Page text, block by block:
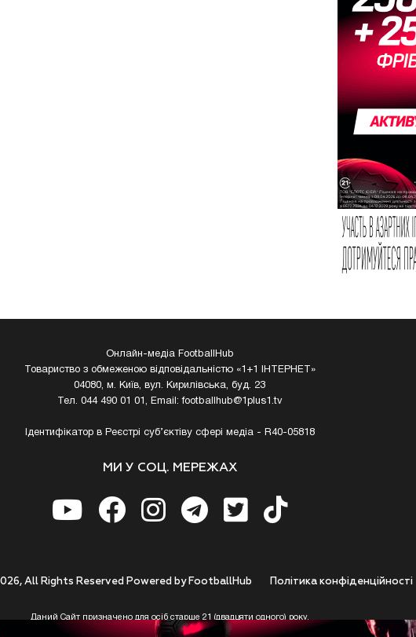
Онлайн-медіа FootballHub
Товариство з обмеженою відповідальністю «1+1 ІНТЕРНЕТ»
04080, м. Київ, вул. Кирилівська, буд. 23
Тел. 044 490 01 01, Email:footballhub@1plus1.tv
Ідентифікатор в Реєстрі суб’єктіву сфері медіа - R40-05818
МИ У СОЦ. МЕРЕЖАХ
Полiтика конфiденцiйностi
All Rights Reserved Powered by FootballHub
Даний Сайт призначено для осіб старше 21 (двадцяти одного) року.
до використання https://footballhub.ua, Користувач цим підтверджує, що досяг 21-річного віку.